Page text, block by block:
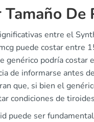
De
entre el
puede costar entre
genérico podría
de informarse antes
que, si bien el
condiciones de
puede ser